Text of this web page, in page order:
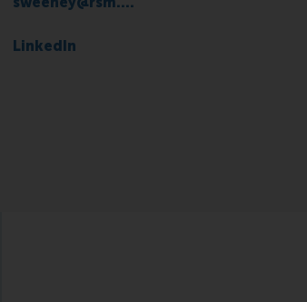
sweeney@rsm.nl
LinkedIn